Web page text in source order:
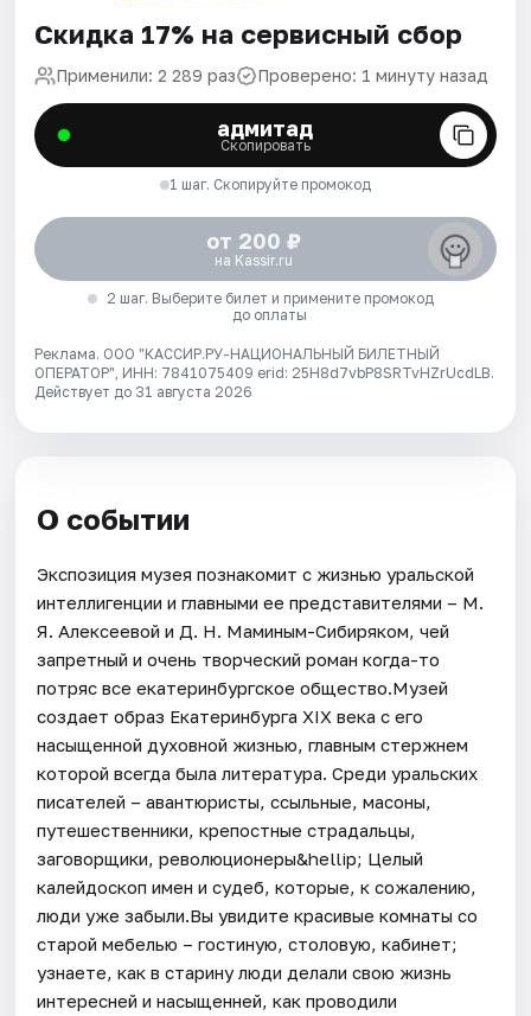
Скидка 17% на сервисный сбор
Применили: 2 289 раз Проверено: 1 минуту назад
адмитад
Скопировать
1 шаг. Скопируйте промокод
от 200 ₽
на Kassir.ru
2 шаг. Выберите билет и примените промокод
до оплаты
Реклама. ООО "КАССИР.РУ-НАЦИОНАЛЬНЫЙ БИЛЕТНЫЙ
ОПЕРАТОР", ИНН: 7841075409 erid: 25H8d7vbP8SRTvHZrUcdLB.
Действует до 31 августа 2026
О событии
Экспозиция музея познакомит с жизнью уральской
интеллигенции и главными ее представителями – М.
Я. Алексеевой и Д. Н. Маминым-Сибиряком, чей
запретный и очень творческий роман когда-то
потряс все екатеринбургское общество.Музей
создает образ Екатеринбурга XIX века с его
насыщенной духовной жизнью, главным стержнем
которой всегда была литература. Среди уральских
писателей – авантюристы, ссыльные, масоны,
путешественники, крепостные страдальцы,
заговорщики, революционеры&hellip; Целый
калейдоскоп имен и судеб, которые, к сожалению,
люди уже забыли.Вы увидите красивые комнаты со
старой мебелью – гостиную, столовую, кабинет;
узнаете, как в старину люди делали свою жизнь
интересней и насыщенней, как проводили